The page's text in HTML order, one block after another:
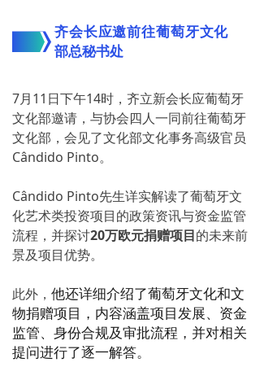
齐会长应邀前往葡萄牙文化
部总秘书处
7月11日下午14时，齐立新会长应葡萄牙
文化部邀请，与协会四人一同前往葡萄牙
文化部，会见了文化部文化事务高级官员
Cândido Pinto。
Cândido Pinto先生详实解读了葡萄牙文
化艺术类投资项目的政策资讯与资金监管
流程，并探讨20万欧元捐赠项目的未来前
景及项目优势。
此外， 他还详细介绍了葡萄牙文化和文
物捐赠项目，内容涵盖项目发展、资金
监管、身份合规及审批流程，并对相关
提问进行了逐一解答。